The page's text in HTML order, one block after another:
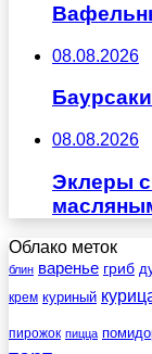
08.08.2026
08.08.2026
Эклеры
Облако меток
блин варенье гриб
крем куриный
пирожок пицца